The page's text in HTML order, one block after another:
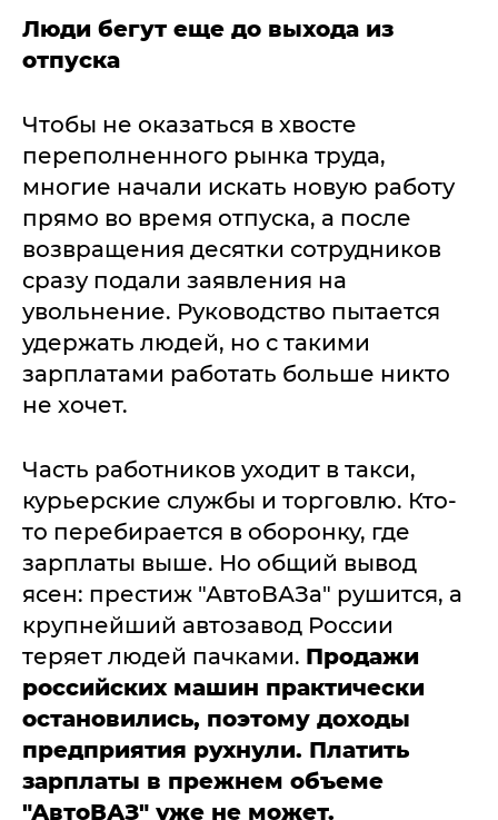
Люди бегут еще до выхода из
отпуска
Чтобы не оказаться в хвосте
переполненного рынка труда,
многие начали искать новую работу
прямо во время отпуска, а после
возвращения десятки сотрудников
сразу подали заявления на
увольнение. Руководство пытается
удержать людей, но с такими
зарплатами работать больше никто
не хочет.
Часть работников уходит в такси,
курьерские службы и торговлю. Кто-
то перебирается в оборонку, где
зарплаты выше. Но общий вывод
ясен: престиж "АвтоВАЗа" рушится, а
крупнейший автозавод России
теряет людей пачками. Продажи
российских машин практически
остановились, поэтому доходы
предприятия рухнули. Платить
зарплаты в прежнем объеме
"АвтоВАЗ" уже не может.